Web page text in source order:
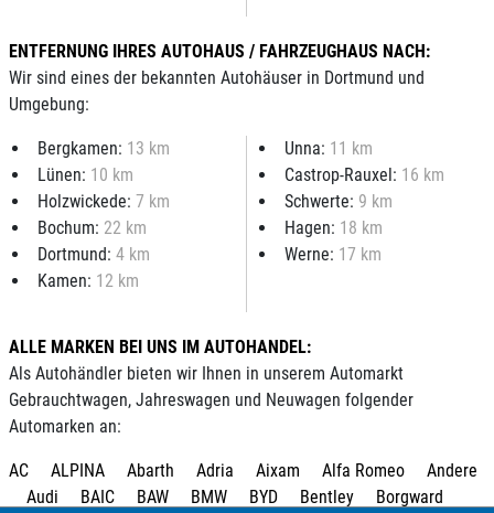
ENTFERNUNG IHRES AUTOHAUS / FAHRZEUGHAUS NACH:
Wir sind eines der bekannten Autohäuser in Dortmund und
Umgebung:
Bergkamen: 13 km
Lünen: 10 km
Unna: 11 km
Castrop-Rauxel: 16 km
Holzwickede: 7 km
Bochum: 22 km
Schwerte: 9 km
Hagen: 18 km
Dortmund: 4 km
Kamen: 12 km
Werne: 17 km
ALLE MARKEN BEI UNS IM AUTOHANDEL:
Als Autohändler bieten wir Ihnen in unserem Automarkt
Gebrauchtwagen, Jahreswagen und Neuwagen folgender
Automarken an:
AC ALPINA Abarth Adria Aixam Alfa Romeo
Andere
Audi
BAIC BAW BMW BYD Bentley
Borgward